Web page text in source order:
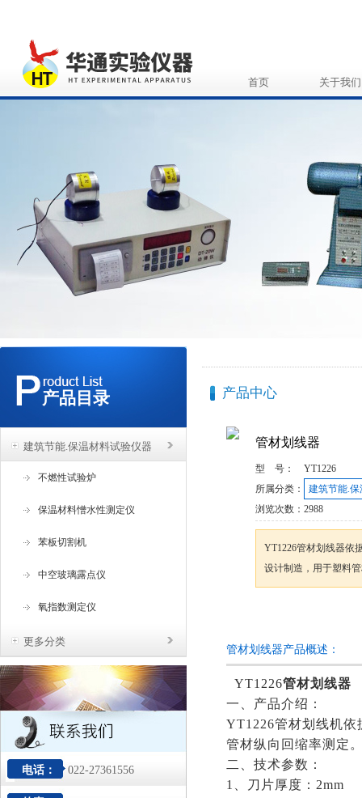
首页 关于我们
产品目录
建筑节能.保温材料试验仪器
不燃性试验炉
保温材料憎水性测定仪
苯板切割机
中空玻璃露点仪
氧指数测定仪
更多分类
电话： 022-27361556
产品中心
管材划线器
型 号：
YT1226
所属分类：
建筑节能.
浏览次数： 2988
YT1226管材划线器依
设计制造，用于塑料
管材划线器产品概述：
YT1226管材划线器
一、产品介绍：
YT1226管材划线机依
管材纵向回缩率测定
二、技术参数：
1、刀片厚度：2mm